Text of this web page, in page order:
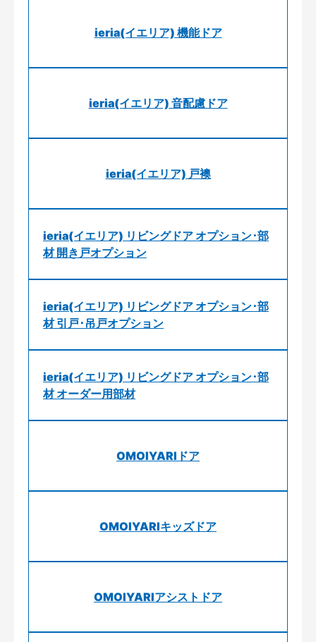
ieria(イエリア) 機能ドア
ieria(イエリア) 音配慮ドア
ieria(イエリア) 戸襖
ieria(イエリア) リビングドア オプション･部
材 開き戸オプション
ieria(イエリア) リビングドア オプション･部
材 引戸･吊戸オプション
ieria(イエリア) リビングドア オプション･部
材 オーダー用部材
OMOIYARIドア
OMOIYARIキッズドア
OMOIYARIアシストドア